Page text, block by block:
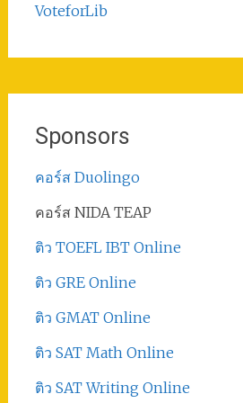
VoteforLib
Sponsors
คอร์ส Duolingo
คอร์ส NIDA TEAP
ติว TOEFL IBT Online
ติว GRE Online
ติว GMAT Online
ติว SAT Math Online
ติว SAT Writing Online